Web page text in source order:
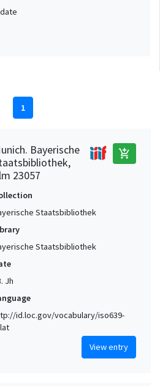
1
Bayerische
23057
add_shopping_cart
Staatsbibliothek
Staatsbibliothek
Jh
id.loc.gov/vocabulary/iso639-
View entry